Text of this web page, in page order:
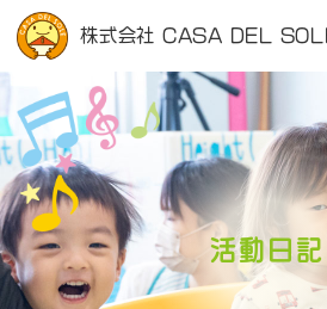
株式会社 CASA DEL
活動日記